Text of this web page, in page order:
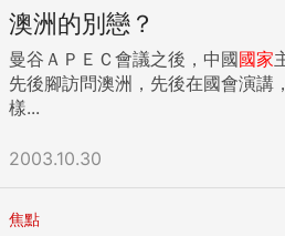
澳洲的別戀？
曼谷ＡＰＥＣ會議之後，中國國家
先後腳訪問澳洲，先後在國會演講
樣...
2003.10.30
焦點